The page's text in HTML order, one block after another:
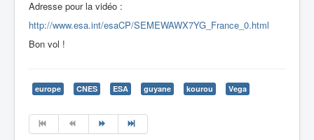
Adresse pour la vidéo :
http://www.esa.int/esaCP/SEMEWAWX7YG_France_0.html
Bon vol !
europe CNES ESA guyane kourou Vega